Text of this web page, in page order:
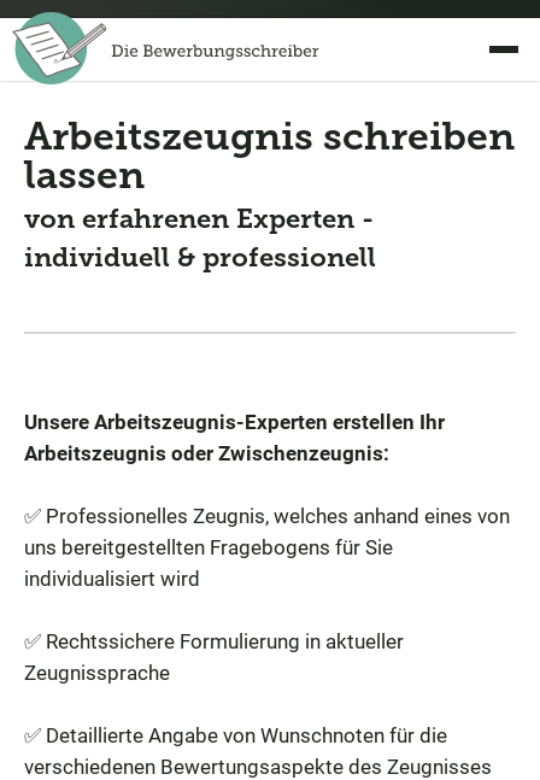
Arbeitszeugnis schreiben
lassen
von erfahrenen Experten -
individuell & professionell
Unsere Arbeitszeugnis-Experten erstellen Ihr
Arbeitszeugnis oder Zwischenzeugnis:
✅ Professionelles Zeugnis, welches anhand eines von
uns bereitgestellten Fragebogens für Sie
individualisiert wird
✅ Rechtssichere Formulierung in aktueller
Zeugnissprache
✅ Detaillierte Angabe von Wunschnoten für die
verschiedenen Bewertungsaspekte des Zeugnisses